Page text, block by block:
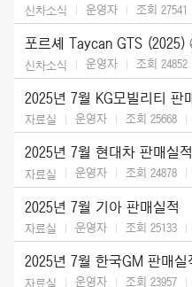
신차소식 운영자 조회 27541
포르셰 Taycan GTS (2025)
신차소식 운영자 조회 24852
2025년 7월 KG모빌리티 판
자료실 운영자 조회 25668
2025년 7월 현대차 판매실적
자료실 운영자 조회 24878
2025년 7월 기아 판매실적
자료실 운영자 조회 25133
2025년 7월 한국GM 판매실
자료실 운영자 조회 23957